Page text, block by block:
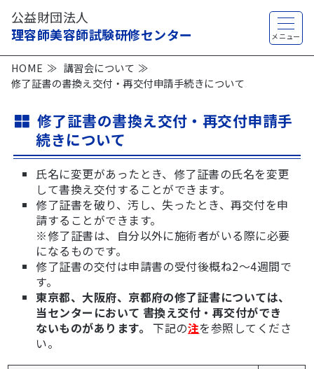
公益財団法人
理容師美容師試験研修センター
HOME
講習会について
修了証書の書換え交付・再交付申請手続きについて
修了証書の書換え交付・再交付申請手
続きについて
氏名に変更があったとき、修了証書の氏名を変更
して書換え交付することができます。
修了証書を破り、汚し、失ったとき、再交付を申
請することができます。
※修了証書は、自分以外に施術者がいる際に必要
になるものです。
修了証書の交付は申請書の受付後概ね2～4週間で
す。
東京都、大阪府、京都府の修了証書については、
当センターにおいて 書換え交付・再交付ができ
ないものがあります。 下記の注を参照してくださ
い。